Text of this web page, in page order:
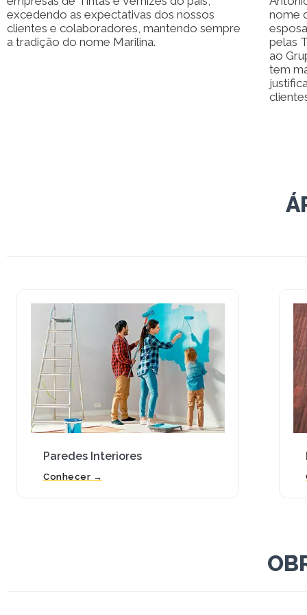
excedendo as expectativas dos nossos
clientes e colaboradores, mantendo sempre
a tradição do nome Marilina.
nome
pelas
ao
tem
Paredes Interiores
Conhecer →